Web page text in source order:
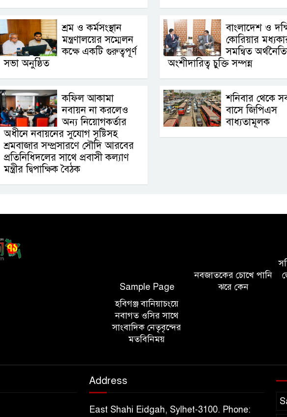
শ্রম ও কর্মসংস্থান
মন্ত্রণালয়ের সম্মেলন
কক্ষে একটি গুরুত্বপূর্ণ
সভা অনুষ্ঠিত
বাংলাদেশ ও
কোরিয়ার
সমন্বিত
অংশীদারিত্ব চুক্তি সম্পন্ন
কফিল আকামা
নবায়ন না করলেও
অন্য নিয়োগকর্তার
অধীনে নবায়নের সুযোগ সৃষ্টিসহ
শ্রমবাজার সম্প্রসারণে সৌদি আরবের
প্রতিনিধিদলের সাথে প্রবাসী কল্যাণ
মন্ত্রীর দ্বিপাক্ষিক বৈঠক
শনিবার থেকে
বাসে জিপিএস
বাধ্যতামূলক
Sample Page
নবজাতকের চোখে পানি
ঝরে কেন
হবিগঞ্জ বানিয়াচংয়ে
নবাগত ওসির সাথে
সাংবাদিক নেতৃবৃন্দের
মতবিনিময়
Address
East Shahi Eidgah, Sylhet-3100. Phone: